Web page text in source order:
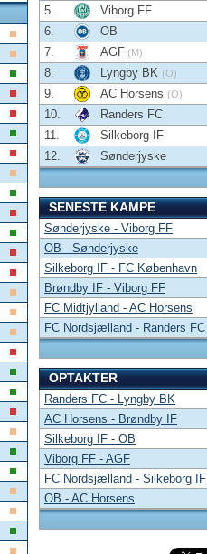
5.
Viborg FF
6.
OB
7.
AGF (M)
8.
Lyngby BK (O)
9.
AC Horsens (O)
10.
Randers FC
11.
Silkeborg IF
12.
Sønderjyske
SENESTE KAMPE
Sønderjyske - Viborg FF
OB - Sønderjyske
Silkeborg IF - FC København
Brøndby IF - Viborg FF
FC Midtjylland - AC Horsens
FC Nordsjælland - Randers FC
OPTAKTER
Randers FC - Lyngby BK
AC Horsens - Brøndby IF
Silkeborg IF - OB
Viborg FF - AGF
FC Nordsjælland - Silkeborg IF
OB - AC Horsens